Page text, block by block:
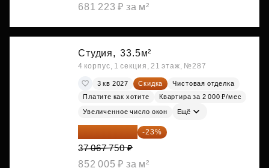
681 223 ₽ за м²
Студия, 33.5м²
4 корпус, 1 секция, 21 этаж, №287
3 кв 2027 Скидка
Чистовая отделка
Платите как хотите
Квартира за 2 000 ₽/мес
Увеличенное число окон Ещё
28 542 168 ₽ -23%
37 067 750 ₽
852 005 ₽ за м²